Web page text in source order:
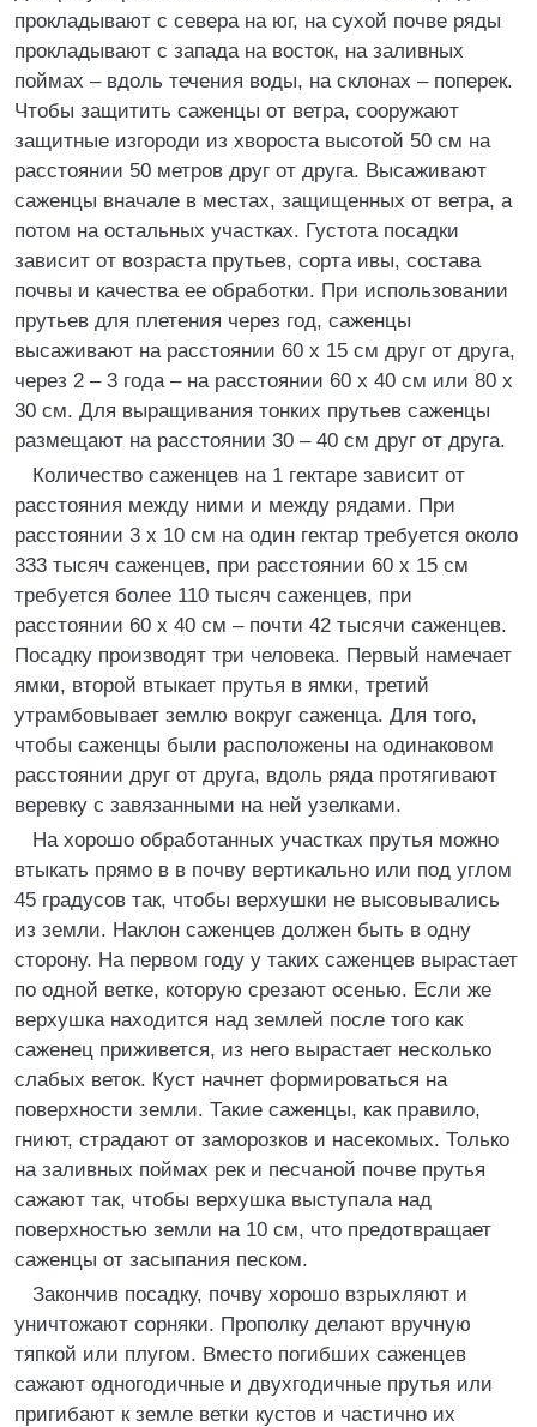
прокладывают с севера на юг, на сухой почве ряды
прокладывают с запада на восток, на заливных
поймах – вдоль течения воды, на склонах – поперек.
Чтобы защитить саженцы от ветра, сооружают
защитные изгороди из хвороста высотой 50 см на
расстоянии 50 метров друг от друга. Высаживают
саженцы вначале в местах, защищенных от ветра, а
потом на остальных участках. Густота посадки
зависит от возраста прутьев, сорта ивы, состава
почвы и качества ее обработки. При использовании
прутьев для плетения через год, саженцы
высаживают на расстоянии 60 х 15 см друг от друга,
через 2 – 3 года – на расстоянии 60 х 40 см или 80 х
30 см. Для выращивания тонких прутьев саженцы
размещают на расстоянии 30 – 40 см друг от друга.
Количество саженцев на 1 гектаре зависит от
расстояния между ними и между рядами. При
расстоянии 3 х 10 см на один гектар требуется около
333 тысяч саженцев, при расстоянии 60 х 15 см
требуется более 110 тысяч саженцев, при
расстоянии 60 х 40 см – почти 42 тысячи саженцев.
Посадку производят три человека. Первый намечает
ямки, второй втыкает прутья в ямки, третий
утрамбовывает землю вокруг саженца. Для того,
чтобы саженцы были расположены на одинаковом
расстоянии друг от друга, вдоль ряда протягивают
веревку с завязанными на ней узелками.
На хорошо обработанных участках прутья можно
втыкать прямо в в почву вертикально или под углом
45 градусов так, чтобы верхушки не высовывались
из земли. Наклон саженцев должен быть в одну
сторону. На первом году у таких саженцев вырастает
по одной ветке, которую срезают осенью. Если же
верхушка находится над землей после того как
саженец приживется, из него вырастает несколько
слабых веток. Куст начнет формироваться на
поверхности земли. Такие саженцы, как правило,
гниют, страдают от заморозков и насекомых. Только
на заливных поймах рек и песчаной почве прутья
сажают так, чтобы верхушка выступала над
поверхностью земли на 10 см, что предотвращает
саженцы от засыпания песком.
Закончив посадку, почву хорошо взрыхляют и
уничтожают сорняки. Прополку делают вручную
тяпкой или плугом. Вместо погибших саженцев
сажают одногодичные и двухгодичные прутья или
пригибают к земле ветки кустов и частично их